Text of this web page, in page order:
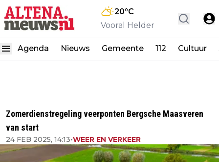
20°C
Vooral Helder
Agenda Nieuws Gemeente 112 Cultuur
Zomerdienstregeling veerponten Bergsche Maasveren
van start
24 FEB 2025, 14:13•WEER EN VERKEER